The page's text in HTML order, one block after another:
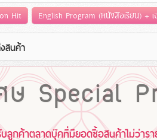
Hit English Program (หนังสือเรียน) +
สินค้า